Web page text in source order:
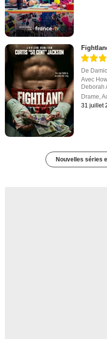
De
Avec
Deborah
Drame,
31 juillet
Nouvelles séries